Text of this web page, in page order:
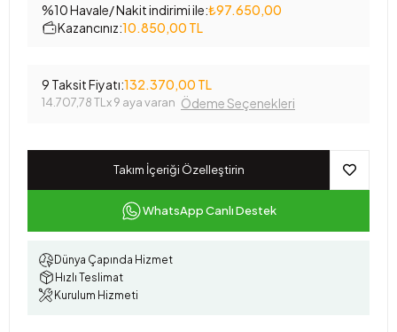
%10 Havale/ Nakit indirimi ile:₺97.650,00
Kazancınız:10.850,00 TL
9 Taksit Fiyatı:132.370,00 TL
14.707,78 TL x 9 aya varan Ödeme Seçenekleri
Takım İçeriği Özelleştirin
WhatsApp Canlı Destek
Dünya Çapında Hizmet
Hızlı Teslimat
Kurulum Hizmeti